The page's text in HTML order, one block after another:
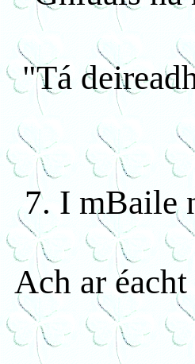
"Tá
7. I mBaile
Ach ar